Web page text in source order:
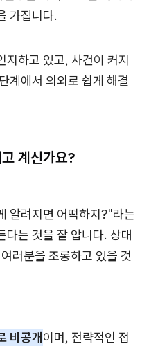
가집니다.
지하고 있고, 사건이 커지
계에서 의외로 쉽게 해결
계신가요?
알려지면 어떡하지?"라는
다는 것을 잘 압니다. 상대
러분을 조롱하고 있을 것
비공개이며, 전략적인 접